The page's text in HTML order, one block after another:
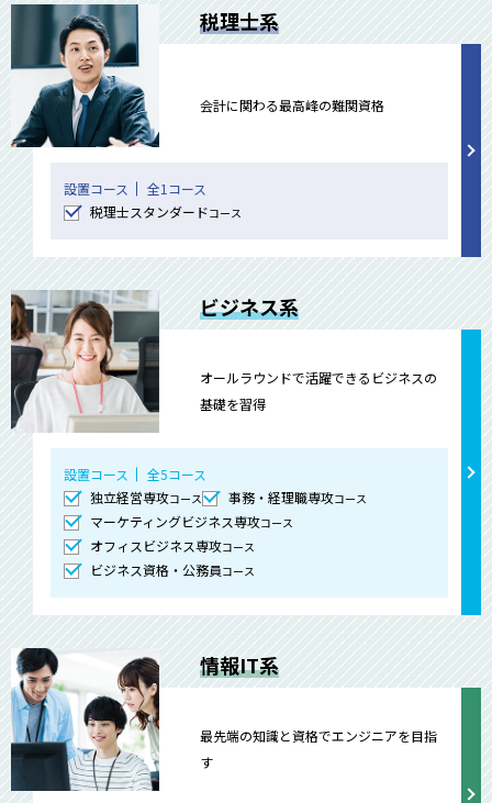
税理士系
会計に関わる最高峰の難関資格
設置コース
全1コース
税理士スタンダードコース
ビジネス系
オールラウンドで活躍できるビジネスの
基礎を習得
設置コース
全5コース
独立経営専攻コース 事務・経理職専攻コース
マーケティングビジネス専攻コース
オフィスビジネス専攻コース
ビジネス資格・公務員コース
情報IT系
最先端の知識と資格でエンジニアを目指
す